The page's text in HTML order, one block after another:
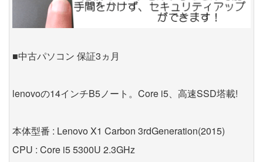
■中古パソコン 保証3ヵ月
lenovoの14インチB5ノート。Core i5、高速SSD塔載!
本体型番 : Lenovo X1 Carbon 3rdGeneration(2015)
CPU : Core i5 5300U 2.3GHz